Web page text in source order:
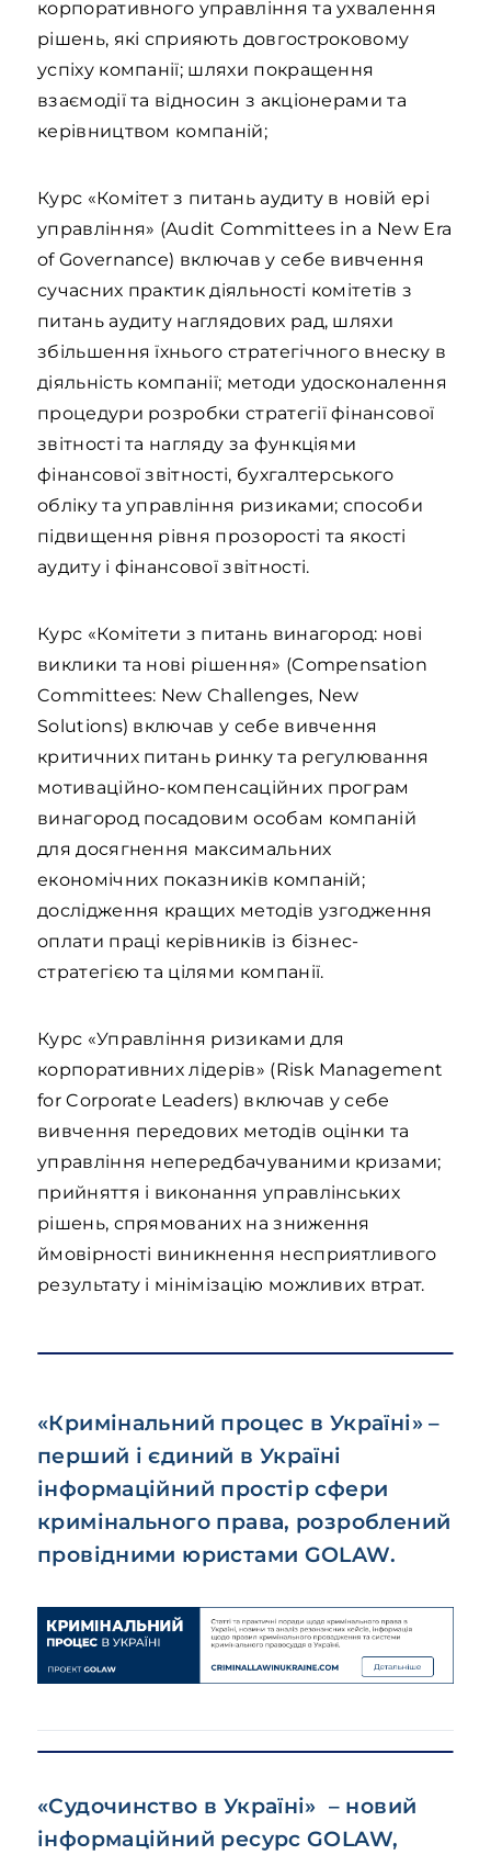
корпоративного управління та ухвалення
рішень, які сприяють довгостроковому
успіху компанії; шляхи покращення
взаємодії та відносин з акціонерами та
керівництвом компаній;
Курс «Комітет з питань аудиту в новій ері
управління» (Audit Committees in a New Era
of Governance) включав у себе вивчення
сучасних практик діяльності комітетів з
питань аудиту наглядових рад, шляхи
збільшення їхнього стратегічного внеску в
діяльність компанії; методи удосконалення
процедури розробки стратегії фінансової
звітності та нагляду за функціями
фінансової звітності, бухгалтерського
обліку та управління ризиками; способи
підвищення рівня прозорості та якості
аудиту і фінансової звітності.
Курс «Комітети з питань винагород: нові
виклики та нові рішення» (Compensation
Committees: New Challenges, New
Solutions) включав у себе вивчення
критичних питань ринку та регулювання
мотиваційно-компенсаційних програм
винагород посадовим особам компаній
для досягнення максимальних
економічних показників компаній;
дослідження кращих методів узгодження
оплати праці керівників із бізнес-
стратегією та цілями компанії.
Курс «Управління ризиками для
корпоративних лідерів» (Risk Management
for Corporate Leaders) включав у себе
вивчення передових методів оцінки та
управління непередбачуваними кризами;
прийняття і виконання управлінських
рішень, спрямованих на зниження
ймовірності виникнення несприятливого
результату і мінімізацію можливих втрат.
«Кримінальний процес в Україні» –
перший і єдиний в Україні
інформаційний простір сфери
кримінального права, розроблений
провідними юристами GOLAW.
«Судочинство в Україні» – новий
інформаційний ресурс GOLAW,